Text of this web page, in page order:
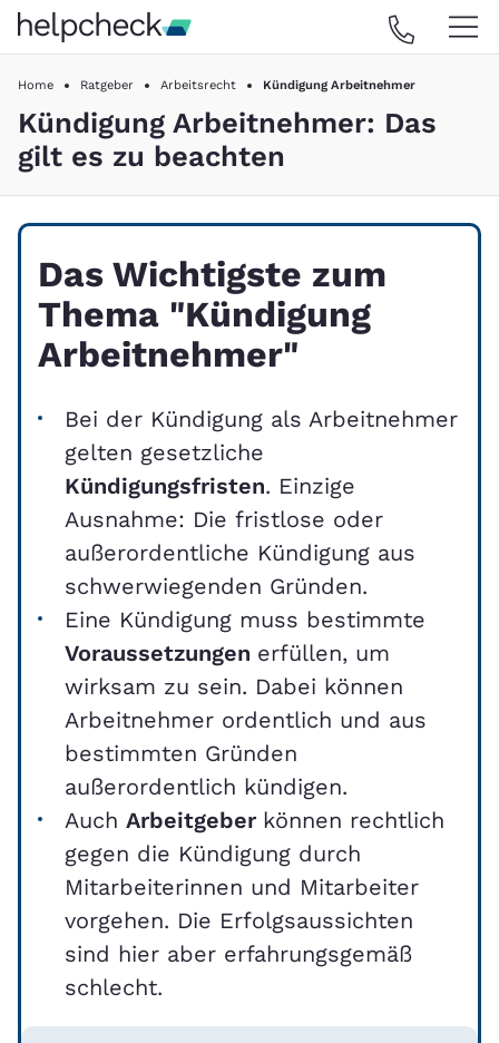
Home Ratgeber Arbeitsrecht Kündigung Arbeitnehmer
Kündigung Arbeitnehmer: Das
gilt es zu beachten
Das Wichtigste zum
Thema "Kündigung
Arbeitnehmer"
Bei der Kündigung als Arbeitnehmer
gelten gesetzliche
Kündigungsfristen. Einzige
Ausnahme: Die fristlose oder
außerordentliche Kündigung aus
schwerwiegenden Gründen.
Eine Kündigung muss bestimmte
Voraussetzungen erfüllen, um
wirksam zu sein. Dabei können
Arbeitnehmer ordentlich und aus
bestimmten Gründen
außerordentlich kündigen.
Auch Arbeitgeber können rechtlich
gegen die Kündigung durch
Mitarbeiterinnen und Mitarbeiter
vorgehen. Die Erfolgsaussichten
sind hier aber erfahrungsgemäß
schlecht.